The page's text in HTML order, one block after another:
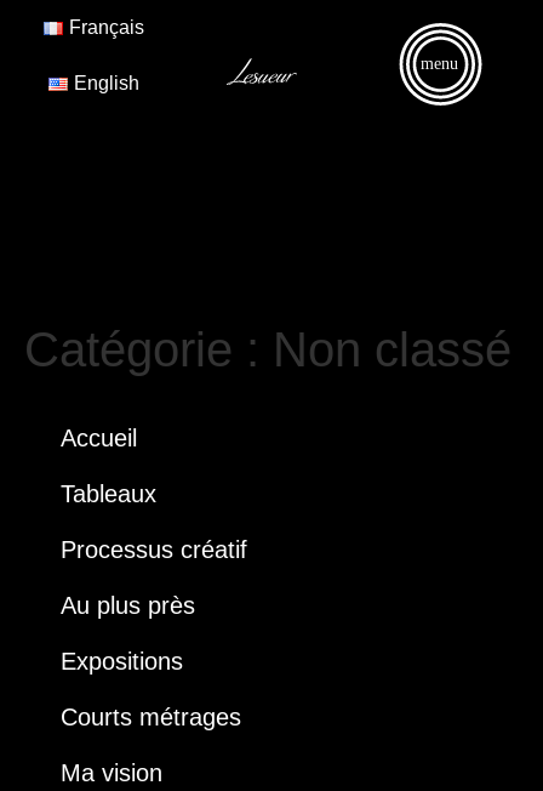
Français
English
menu
Catégorie : Non classé
Accueil
Tableaux
Processus créatif
Au plus près
Expositions
Courts métrages
Ma vision